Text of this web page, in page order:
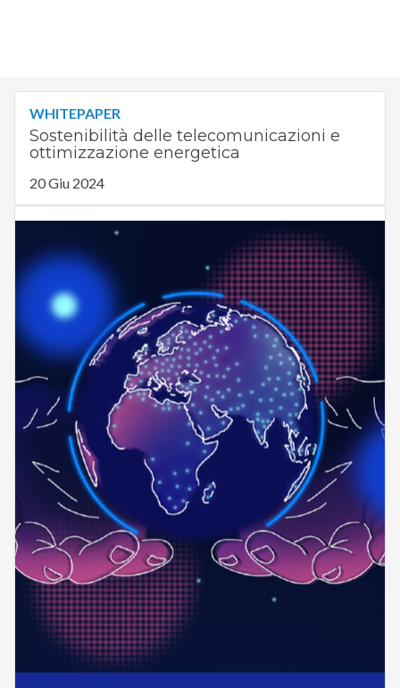
WHITEPAPER
Sostenibilità delle telecomunicazioni e
ottimizzazione energetica
20 Giu 2024